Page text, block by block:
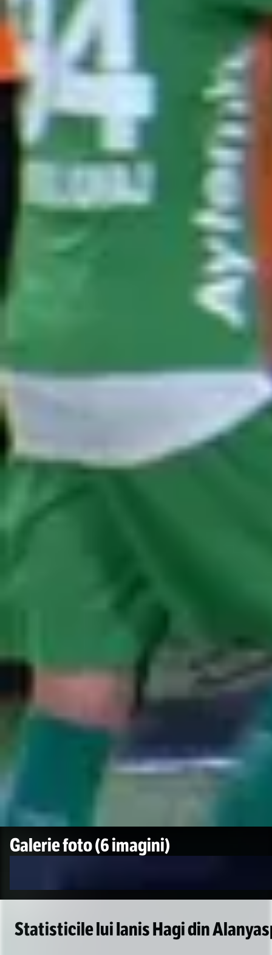
Galerie foto(6 imagini)
Statisticile lui Ianis Hagi din